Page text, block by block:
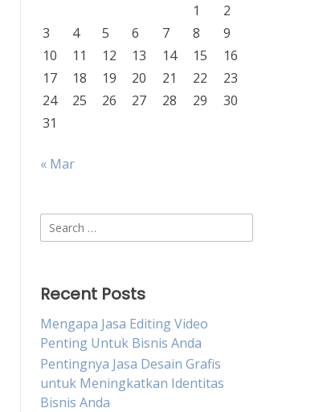
1
2
3
4 5 6 7 8
9
10
11 12 13 14 15
16
17
18 19 20 21 22
23
24
25 26 27 28 29
30
31
« Mar
Search
for:
Recent Posts
Mengapa Jasa Editing Video
Penting Untuk Bisnis Anda
Pentingnya Jasa Desain Grafis
untuk Meningkatkan Identitas
Bisnis Anda